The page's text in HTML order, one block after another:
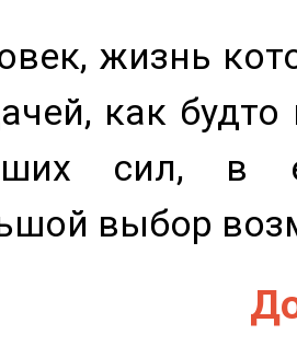
жизнь
как
сил, в
выбор